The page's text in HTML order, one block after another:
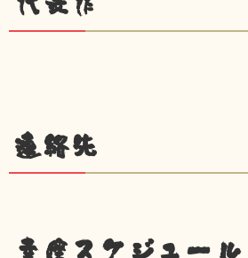
連絡先
幸座スケジュール